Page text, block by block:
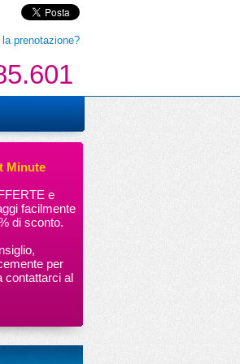
prenotazione?
Minute
e
facilmente
di sconto.
per
contattarci al